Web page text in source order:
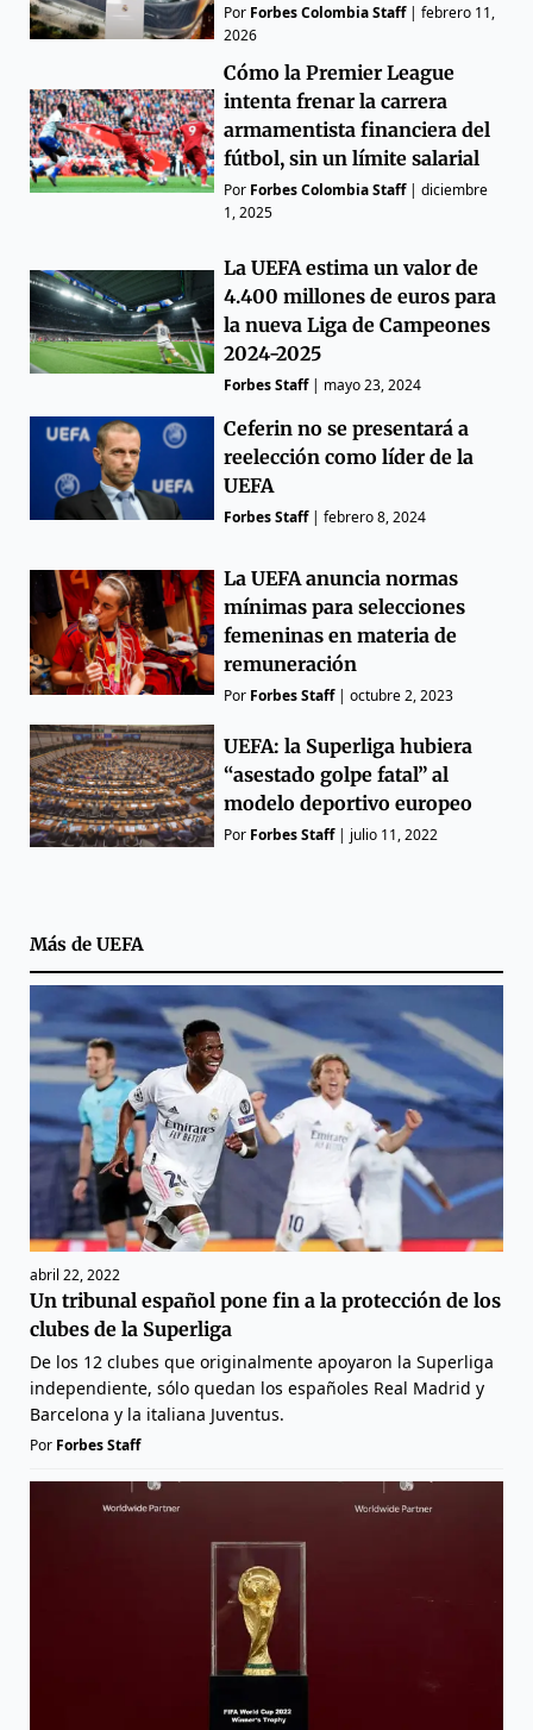
Por Forbes Colombia Staff|febrero 11,
2026
Cómo la Premier League
intenta frenar la carrera
armamentista financiera del
fútbol, ​​sin un límite salarial
Por Forbes Colombia Staff|diciembre
1, 2025
La UEFA estima un valor de
4.400 millones de euros para
la nueva Liga de Campeones
2024-2025
Forbes Staff| mayo 23, 2024
Ceferin no se presentará a
reelección como líder de la
UEFA
Forbes Staff|febrero 8, 2024
La UEFA anuncia normas
mínimas para selecciones
femeninas en materia de
remuneración
Por Forbes Staff|octubre 2, 2023
UEFA: la Superliga hubiera
“asestado golpe fatal” al
modelo deportivo europeo
Por Forbes Staff| julio 11, 2022
Más de UEFA
abril 22, 2022
Un tribunal español pone fin a la protección de los
clubes de la Superliga
De los 12 clubes que originalmente apoyaron la Superliga
independiente, sólo quedan los españoles Real Madrid y
Barcelona y la italiana Juventus.
Por Forbes Staff